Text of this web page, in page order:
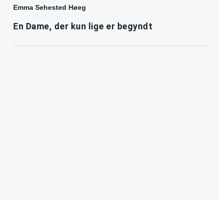
Emma Sehested Høeg
En Dame, der kun lige er begyndt